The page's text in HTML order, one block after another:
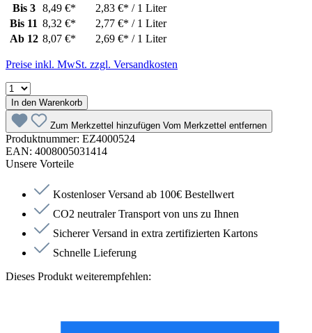
Bis 3 8,49 €*
2,83 €* / 1 Liter
Bis 11 8,32 €*
2,77 €* / 1 Liter
Ab 12 8,07 €* 2,69 €* / 1 Liter
Preise inkl. MwSt. zzgl. Versandkosten
In den Warenkorb
Zum Merkzettel hinzufügen Vom Merkzettel entfernen
Produktnummer: EZ4000524
EAN: 4008005031414
Unsere Vorteile
Kostenloser Versand ab 100€ Bestellwert
CO2 neutraler Transport von uns zu Ihnen
Sicherer Versand in extra zertifizierten Kartons
Schnelle Lieferung
Dieses Produkt weiterempfehlen: